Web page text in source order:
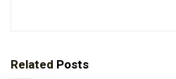
Related Posts